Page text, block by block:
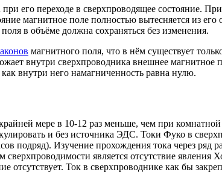
его переходе в сверхпроводящее состояние.
магнитное поле полностью вытесняется из
в объёме должна сохраняться без изменения.
магнитного поля, что в нём существует
внутри сверхпроводника внешнее магнитное
внутри него намагниченность равна нулю.
мере в 10-12 раз меньше, чем при
и без источника ЭДС. Токи Фуко в
подряд). Изучение прохождения тока через ряд
является отсутствие
отсутствует. Ток в сверхпроводнике как бы